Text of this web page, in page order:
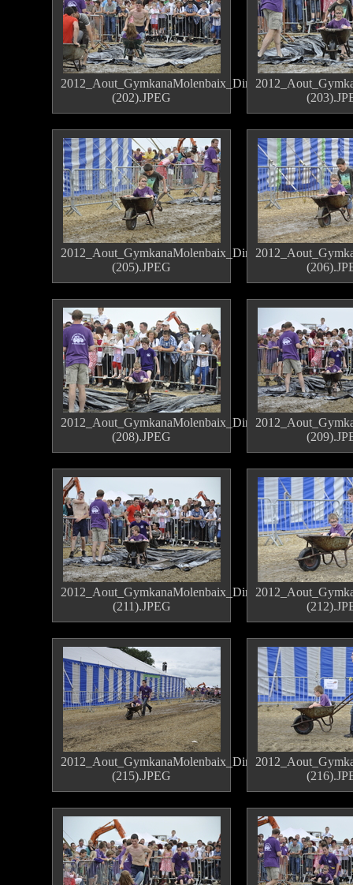
2012_Aout_GymkanaMolenbaix_Dimanche
(202).JPEG
2012_Aout_GymkanaMolenbaix_Dimanche
(205).JPEG
2012_Aout_GymkanaMolenbaix_Dimanche
(208).JPEG
2012_Aout_GymkanaMolenbaix_Dimanche
(211).JPEG
2012_Aout_GymkanaMolenbaix_Dimanche
(215).JPEG